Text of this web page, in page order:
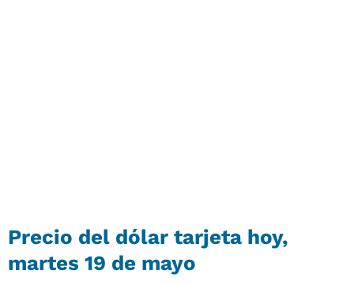
Precio del dólar tarjeta hoy,
martes 19 de mayo